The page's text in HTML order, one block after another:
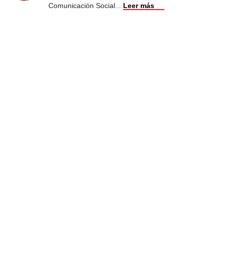
Comunicación Social
Leer más